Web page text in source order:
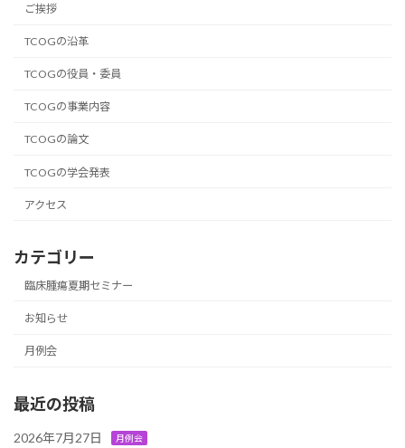
ご挨拶
TCOGの沿革
TCOGの役員・委員
TCOGの事業内容
TCOGの論文
TCOGの学会発表
アクセス
カテゴリー
臨床腫瘍夏期セミナー
お知らせ
月例会
最近の投稿
2026年7月27日 月例会